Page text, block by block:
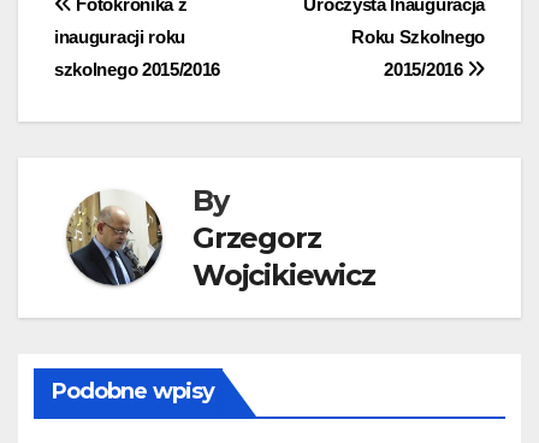
Nawigacja
wpisu
Roku Szkolnego
2015/2016
inauguracji roku
szkolnego 2015/2016
By
Grzegorz
Wojcikiewicz
Podobne wpisy